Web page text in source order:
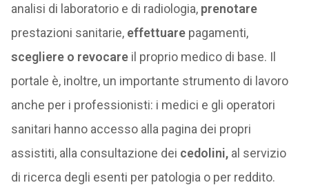
analisi di laboratorio e di radiologia, prenotare
prestazioni sanitarie, effettuarepagamenti,
scegliere o revocareil proprio medico di base. Il
portale è, inoltre, un importante strumento di lavoro
anche per i professionisti: i medici e gli operatori
sanitari hanno accesso alla pagina dei propri
assistiti, alla consultazione dei cedolini,al servizio
di ricerca degli esenti per patologia o per reddito.